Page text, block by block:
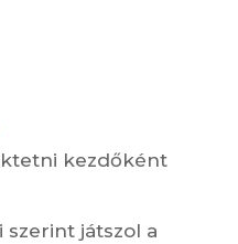
kezdőként
szerint játszol a